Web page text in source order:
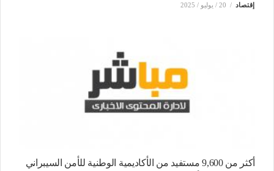
إقتصاد 20 / يوليو / 2025
أكثر من 9,600 مستفيد من الأكاديمية الوطنية للأمن السيبراني